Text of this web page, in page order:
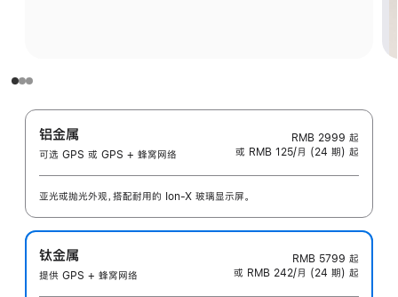
铝金属
可选 GPS 或 GPS + 蜂窝网络
RMB 2999 起
或 RMB 125/月 (24 期) 起
亚光或抛光外观，搭配耐用的 Ion-X 玻璃显示屏。
钛金属
提供 GPS + 蜂窝网络
RMB 5799 起
或 RMB 242/月 (24 期) 起